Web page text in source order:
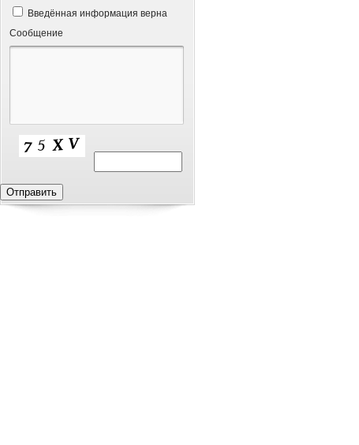
Введённая информация верна
Сообщение